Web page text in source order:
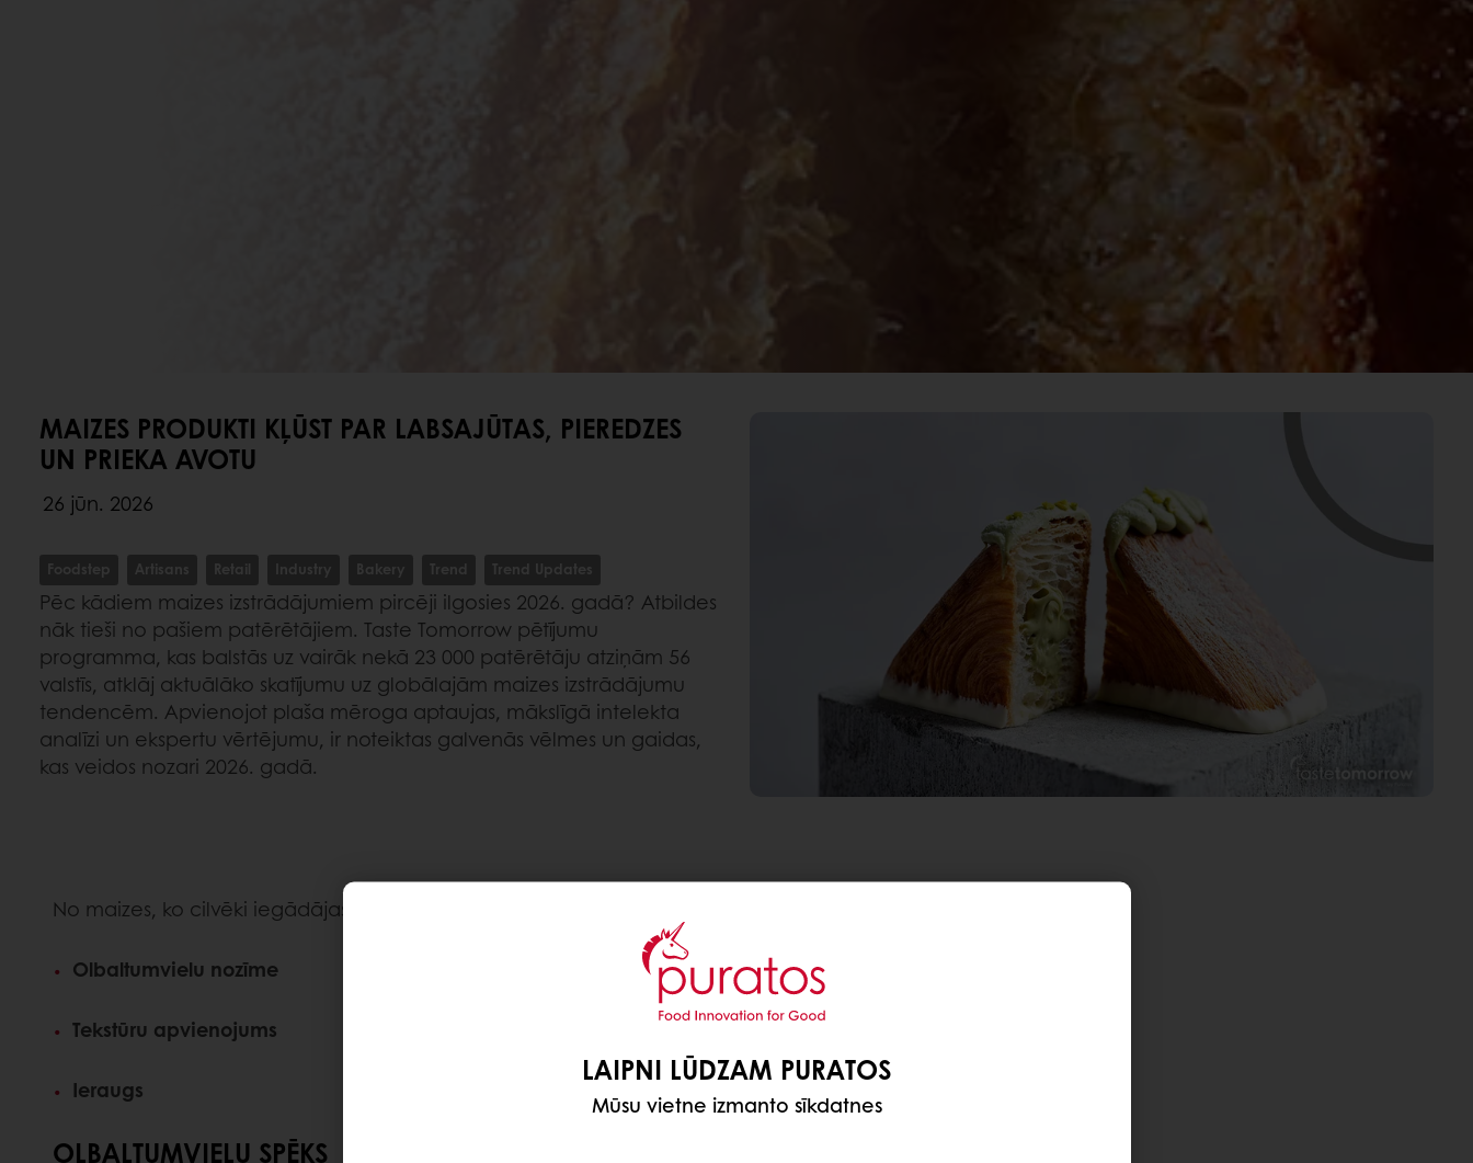
MAIZES PRODUKTI KĻŪST PAR LABSAJŪTAS, PIEREDZES
UN PRIEKA AVOTU
26 jūn. 2026
Foodstep Artisans Retail Industry Bakery Trend Trend Updates
Pēc kādiem maizes izstrādājumiem pircēji ilgosies 2026. gadā? Atbildes
nāk tieši no pašiem patērētājiem. Taste Tomorrow pētījumu
programma, kas balstās uz vairāk nekā 23 000 patērētāju atziņām 56
valstīs, atklāj aktuālāko skatījumu uz globālajām maizes izstrādājumu
tendencēm. Apvienojot plaša mēroga aptaujas, mākslīgā intelekta
analīzi un ekspertu vērtējumu, ir noteiktas galvenās vēlmes un gaidas,
kas veidos nozari 2026. gadā.
No maizes, ko cilvēki iegādājas, līdz tekstūrām, kurām viņi nespēj pretoties - lūk, kas būs aktuāls:
Olbaltumvielu nozīme
Tekstūru apvienojums
Ieraugs
OLBALTUMVIELU SPĒKS
LAIPNI LŪDZAM PURATOS
Mūsu vietne izmanto sīkdatnes